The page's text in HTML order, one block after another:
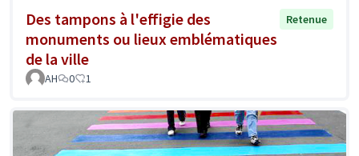
Des tampons à l'effigie des
monuments ou lieux emblématiques
de la ville
Retenue
AH 0 1